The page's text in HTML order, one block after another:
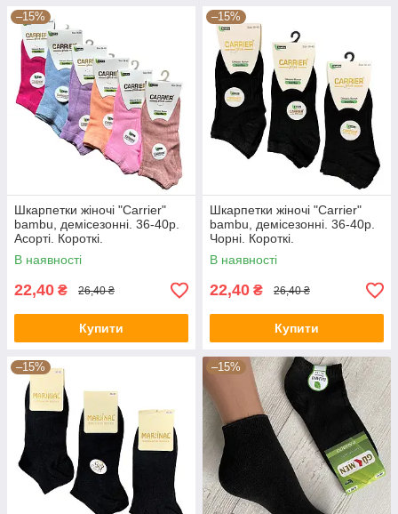
–15%
Шкарпетки жіночі "Carrier"
bambu, демісезонні. 36-40р.
Асорті. Короткі.
В наявності
22,40 ₴ 26,40 ₴
Купити
–15%
Шкарпетки жіночі "Carrier"
bambu, демісезонні. 36-40р.
Чорні. Короткі.
В наявності
22,40 ₴ 26,40 ₴
Купити
–15% –15%